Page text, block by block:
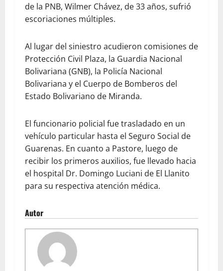
de la PNB, Wilmer Chávez, de 33 años, sufrió
escoriaciones múltiples.
Al lugar del siniestro acudieron comisiones de
Protección Civil Plaza, la Guardia Nacional
Bolivariana (GNB), la Policía Nacional
Bolivariana y el Cuerpo de Bomberos del
Estado Bolivariano de Miranda.
El funcionario policial fue trasladado en un
vehículo particular hasta el Seguro Social de
Guarenas. En cuanto a Pastore, luego de
recibir los primeros auxilios, fue llevado hacia
el hospital Dr. Domingo Luciani de El Llanito
para su respectiva atención médica.
Autor